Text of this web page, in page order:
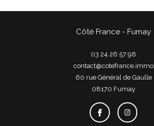
Côté France - Fumay
03 24 26 57 98
contact@cotefrance.immo
60 rue Général de Gaulle
08170
fumay